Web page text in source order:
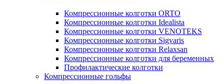
Компрессионные колготки ORTO
Компрессионные колготки Idealista
Компрессионные колготки VENOTEKS
Компрессионные колготки Sigvaris
Компрессионные колготки Relaxsan
Компрессионные колготки для беременных
Профилактические колготки
Компрессионные гольфы